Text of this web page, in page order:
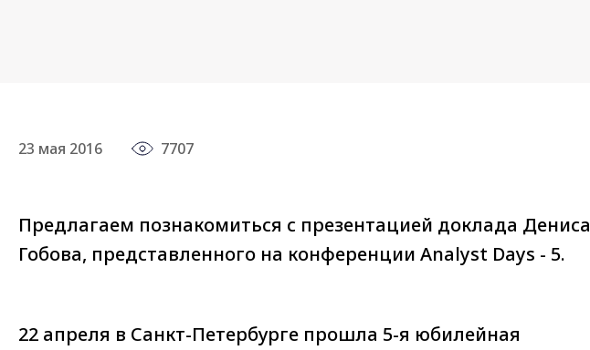
23 мая 2016 7707
Предлагаем познакомиться с презентацией доклада Дениса
Гобова, представленного на конференции Analyst Days - 5.
22 апреля в Санкт-Петербурге прошла 5-я юбилейная